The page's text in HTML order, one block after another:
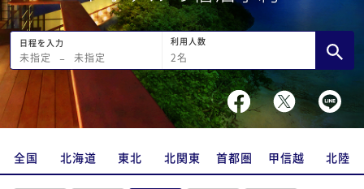
日程を入力
未指定 − 未指定
利用人数
2名
全国 北海道 東北 北関東 首都圏 甲信越 北陸